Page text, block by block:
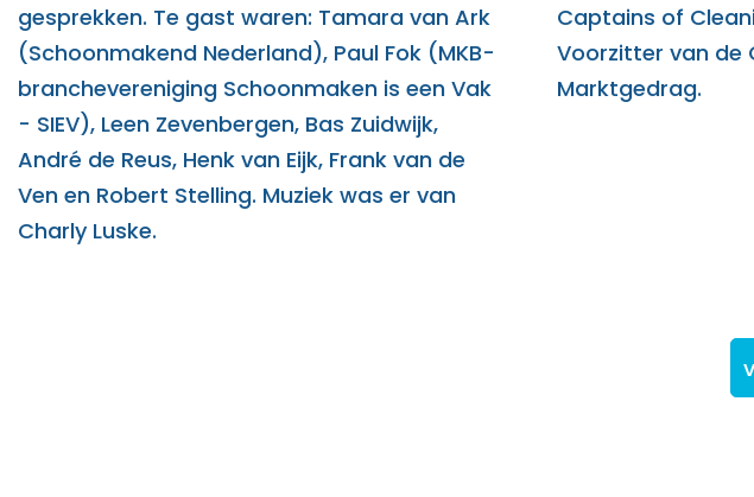
gesprekken. Te gast waren: Tamara van Ark
(Schoonmakend Nederland), Paul Fok (MKB-
branchevereniging Schoonmaken is een Vak
- SIEV), Leen Zevenbergen, Bas Zuidwijk,
André de Reus, Henk van Eijk, Frank van de
Ven en Robert Stelling. Muziek was er van
Charly Luske.
Captains of
Voorzitter van de
Marktgedrag.